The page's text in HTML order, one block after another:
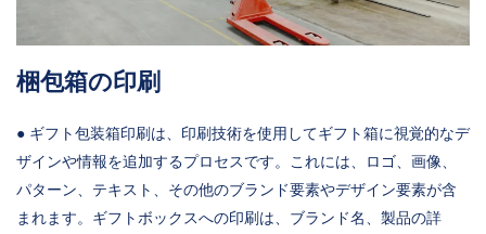
梱包箱の印刷
● ギフト包装箱印刷は、印刷技術を使用してギフト箱に視覚的なデ
ザインや情報を追加するプロセスです。これには、ロゴ、画像、
パターン、テキスト、その他のブランド要素やデザイン要素が含
まれます。ギフトボックスへの印刷は、ブランド名、製品の詳